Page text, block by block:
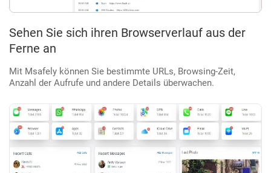
Sehen Sie sich ihren Browserverlauf aus der
Ferne an
Mit Msafely können Sie bestimmte URLs, Browsing-Zeit,
Anzahl der Aufrufe und andere Details überwachen.